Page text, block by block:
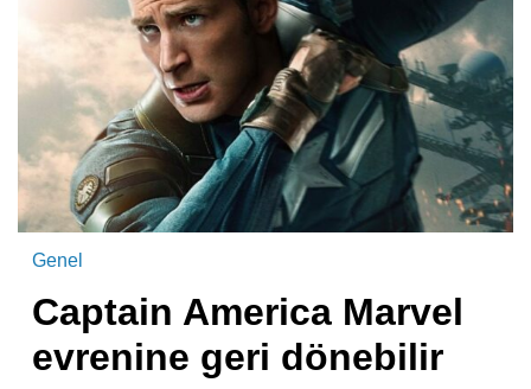
Genel
Captain America Marvel
evrenine geri dönebilir